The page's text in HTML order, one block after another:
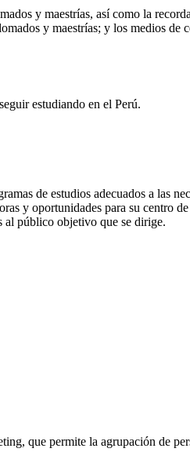
y maestrías, así como la
y maestrías; y los medios
estudiando en el Perú.
de estudios adecuados a las
y oportunidades para su centro
al público objetivo que se dirige.
que permite la agrupación de